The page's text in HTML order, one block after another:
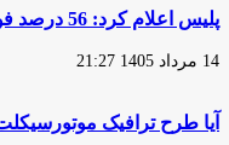
سال
پیش
آمریکاست!
پلیس اعلام کرد: 56 درصد فوتی‌های تصادفات قم را راکبان موتورسیکلت تشکیل می‌دهند
14 مرداد 1405 21:27
آیا طرح ترافیک